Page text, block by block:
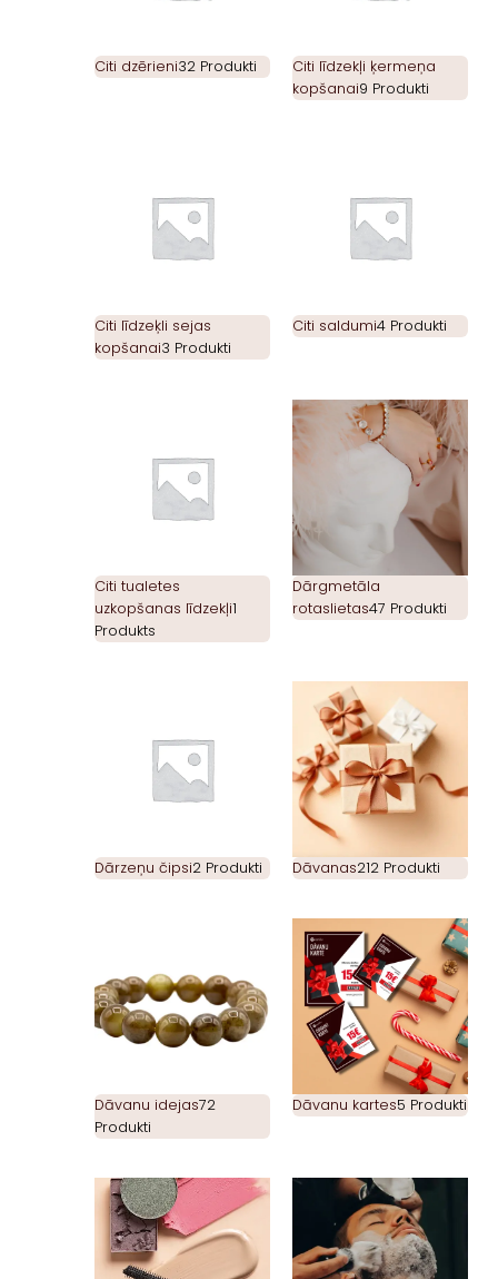
Citi dzērieni32 Produkti
Citi līdzekļi ķermeņa
kopšanai9 Produkti
Citi līdzeķli sejas
kopšanai3 Produkti
Citi saldumi4 Produkti
Citi tualetes
uzkopšanas līdzekļi1
Produkts
Dārgmetāla
rotaslietas47 Produkti
Dārzeņu čipsi2 Produkti Dāvanas212 Produkti
Dāvanu idejas72
Produkti
Dāvanu kartes5 Produkti